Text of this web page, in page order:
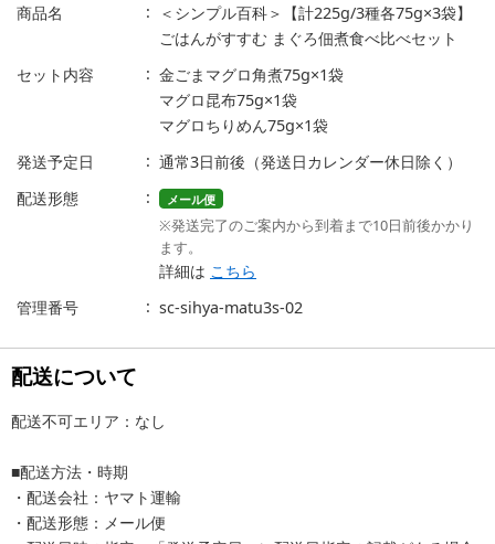
商品名
＜シンプル百科＞【計225g/3種各75g×3袋】
ごはんがすすむ まぐろ佃煮食べ比べセット
セット内容
金ごまマグロ角煮75g×1袋
マグロ昆布75g×1袋
マグロちりめん75g×1袋
発送予定日
通常3日前後（発送日カレンダー休日除く）
配送形態
メール便
※発送完了のご案内から到着まで10日前後かかり
ます。
詳細は こちら
管理番号
sc-sihya-matu3s-02
配送について
配送不可エリア：なし
■配送方法・時期
・配送会社：ヤマト運輸
・配送形態：メール便